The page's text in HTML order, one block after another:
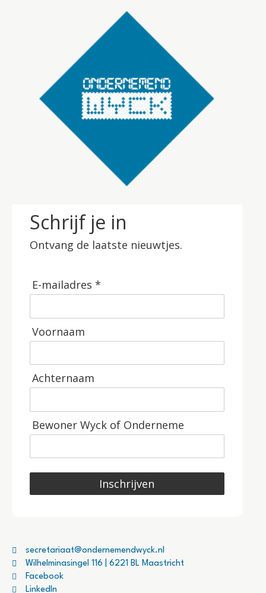
Schrijf je in
Ontvang de laatste nieuwtjes.
E-mailadres *
Voornaam
Achternaam
Bewoner Wyck of Onderneme
Inschrijven
secretariaat@ondernemendwyck.nl
Wilhelminasingel 116 | 6221 BL Maastricht
Facebook
LinkedIn